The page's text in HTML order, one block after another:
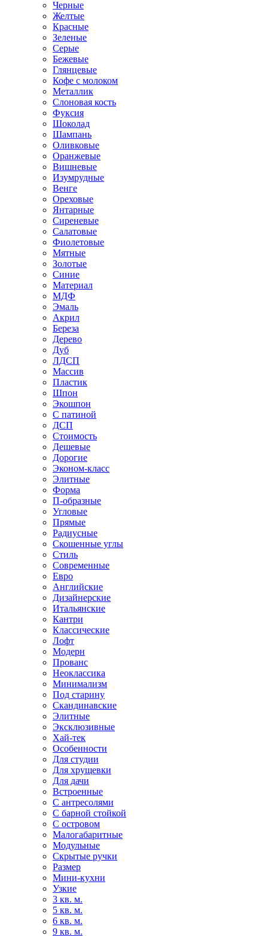
Черные
Желтые
Красные
Зеленые
Серые
Бежевые
Глянцевые
Кофе с молоком
Металлик
Слоновая кость
Фуксия
Шоколад
Шампань
Оливковые
Оранжевые
Вишневые
Изумрудные
Венге
Ореховые
Янтарные
Сиреневые
Салатовые
Фиолетовые
Мятные
Золотые
Синие
Материал
МДФ
Эмаль
Акрил
Береза
Дерево
Дуб
ЛДСП
Массив
Пластик
Шпон
Экошпон
С патиной
ДСП
Стоимость
Дешевые
Дорогие
Эконом-класс
Элитные
Форма
П-образные
Угловые
Прямые
Радиусные
Скошенные углы
Стиль
Современные
Евро
Английские
Дизайнерские
Итальянские
Кантри
Классические
Лофт
Модерн
Прованс
Неоклассика
Минимализм
Под старину
Скандинавские
Элитные
Эксклюзивные
Хай-тек
Особенности
Для студии
Для хрущевки
Для дачи
Встроенные
С антресолями
С барной стойкой
С островом
Малогабаритные
Модульные
Скрытые ручки
Размер
Мини-кухни
Узкие
3 кв. м.
5 кв. м.
6 кв. м.
9 кв. м.